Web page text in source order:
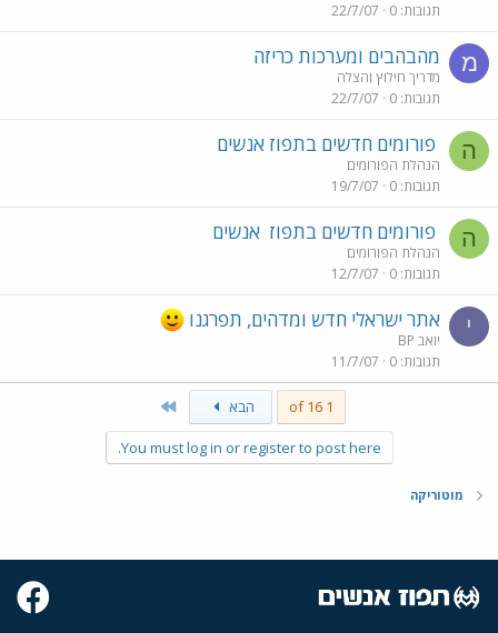
תגובות 0
22/7/07
מ מהבהבים ומערכות כריזה
מדריך חילוץ והצלה
תגובות 0
22/7/07
ה פורומים חדשים בתפוז אנשים
הנהלת הפורומים
תגובות 0
19/7/07
ה פורומים חדשים בתפוז אנשים
הנהלת הפורומים
תגובות 0
12/7/07
י אתר ישראלי חדש ומדהים, תפרגנו
יואב BP
תגובות 0
11/7/07
1 of 16 הבא
You must log in or register to post here.
מוטוריקה